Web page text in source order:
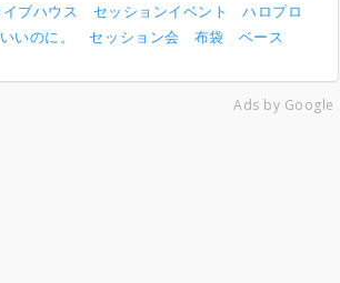
イブハウス セッションイベント
ハロプロ
いのに。 セッション会 布袋
ベース
Ads by Google